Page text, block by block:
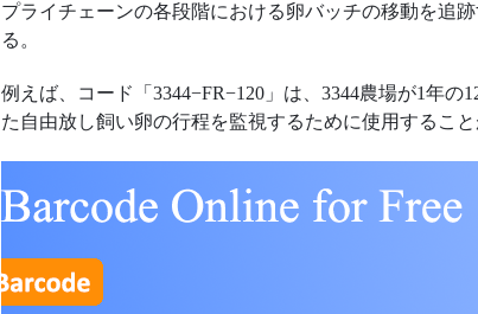
プライチェーンの各段階における卵バッチの移動を追
る。
例えば、コード「3344−FR−120」は、3344農場が1年の
た自由放し飼い卵の行程を監視するために使用すること